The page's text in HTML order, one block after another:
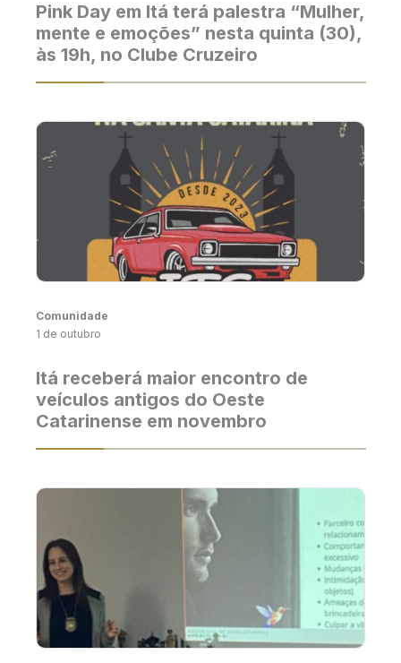
Pink Day em Itá terá palestra “Mulher,
mente e emoções” nesta quinta (30),
às 19h, no Clube Cruzeiro
Comunidade
1 de outubro
Itá receberá maior encontro de
veículos antigos do Oeste
Catarinense em novembro